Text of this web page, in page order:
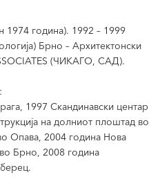
година). 1992 – 1999
Брно – Архитектонски
(ЧИКАГО, САД).
1997 Скандинавски центар
на долниот плоштад во
Опава, 2004 година Нова
Брно, 2008 година